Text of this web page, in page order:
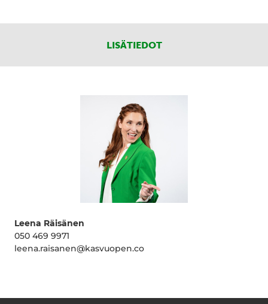
LISÄTIEDOT
Leena Räisänen
050 469 9971
leena.raisanen@kasvuopen.co